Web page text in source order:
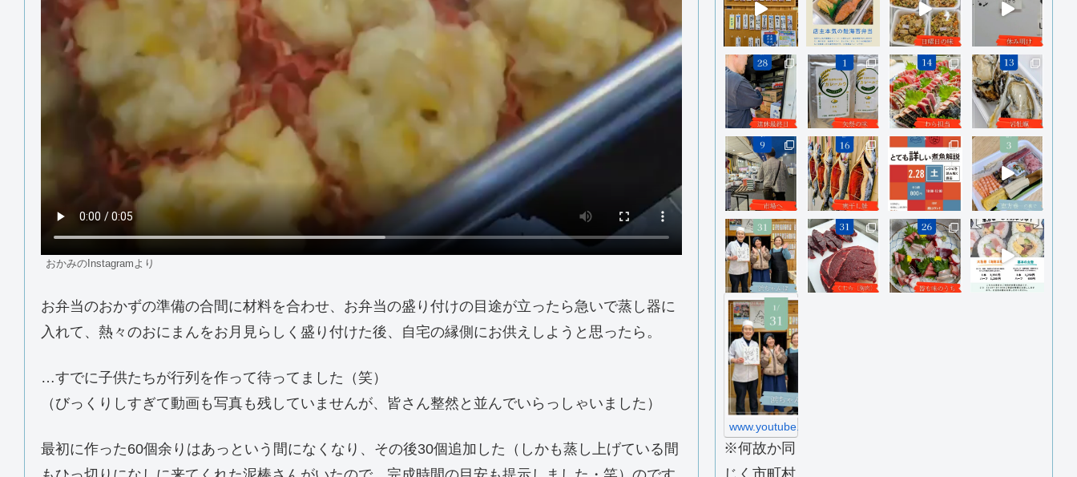
おかみのInstagramより
お弁当のおかずの準備の合間に材料を合わせ、お弁当の盛り付けの目途が立ったら急いで蒸し器に
入れて、熱々のおにまんをお月見らしく盛り付けた後、自宅の縁側にお供えしようと思ったら。
…すでに子供たちが行列を作って待ってました（笑）
（びっくりしすぎて動画も写真も残していませんが、皆さん整然と並んでいらっしゃいました）
最初に作った60個余りはあっという間になくなり、その後30個追加した（しかも蒸し上げている間
www.youtube.com
※何故か同